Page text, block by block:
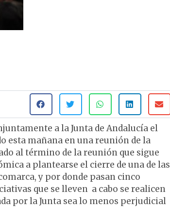
a la Junta de Andalucía el
esta mañana en una reunión de la
al término de la reunión que sigue
a plantearse el cierre de una de las
y por donde pasan cinco
que se lleven a cabo se realicen
por la Junta sea lo menos perjudicial